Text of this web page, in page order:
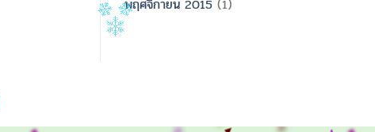
พฤศจิกายน 2015 (1)